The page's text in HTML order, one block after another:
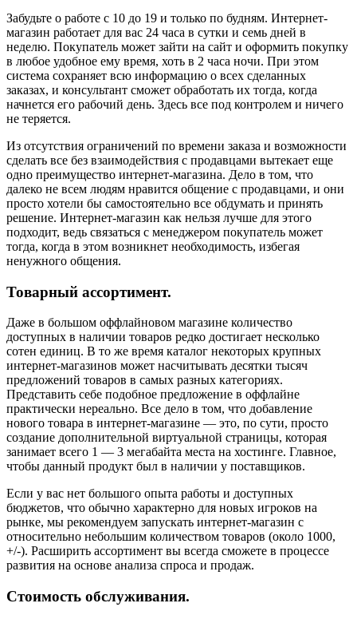
Забудьте о работе с 10 до 19 и только по будням. Интернет-
магазин работает для вас 24 часа в сутки и семь дней в
неделю. Покупатель может зайти на сайт и оформить покупку
в любое удобное ему время, хоть в 2 часа ночи. При этом
система сохраняет всю информацию о всех сделанных
заказах, и консультант сможет обработать их тогда, когда
начнется его рабочий день. Здесь все под контролем и ничего
не теряется.
Из отсутствия ограничений по времени заказа и возможности
сделать все без взаимодействия с продавцами вытекает еще
одно преимущество интернет-магазина. Дело в том, что
далеко не всем людям нравится общение с продавцами, и они
просто хотели бы самостоятельно все обдумать и принять
решение. Интернет-магазин как нельзя лучше для этого
подходит, ведь связаться с менеджером покупатель может
тогда, когда в этом возникнет необходимость, избегая
ненужного общения.
Товарный ассортимент.
Даже в большом оффлайновом магазине количество
доступных в наличии товаров редко достигает несколько
сотен единиц. В то же время каталог некоторых крупных
интернет-магазинов может насчитывать десятки тысяч
предложений товаров в самых разных категориях.
Представить себе подобное предложение в оффлайне
практически нереально. Все дело в том, что добавление
нового товара в интернет-магазине — это, по сути, просто
создание дополнительной виртуальной страницы, которая
занимает всего 1 — 3 мегабайта места на хостинге. Главное,
чтобы данный продукт был в наличии у поставщиков.
Если у вас нет большого опыта работы и доступных
бюджетов, что обычно характерно для новых игроков на
рынке, мы рекомендуем запускать интернет-магазин с
относительно небольшим количеством товаров (около 1000,
+/-). Расширить ассортимент вы всегда сможете в процессе
развития на основе анализа спроса и продаж.
Стоимость обслуживания.